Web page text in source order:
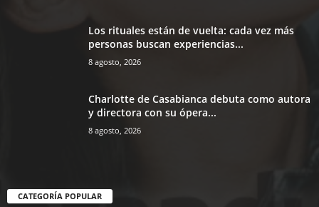
Los rituales están de vuelta: cada vez más
personas buscan experiencias...
8 agosto, 2026
Charlotte de Casabianca debuta como autora
y directora con su ópera...
8 agosto, 2026
CATEGORÍA POPULAR